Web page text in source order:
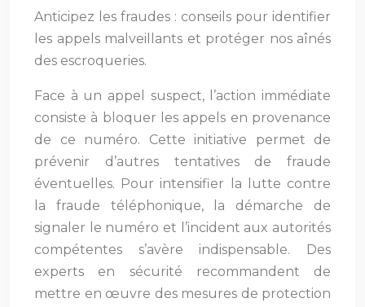
Anticipez les fraudes : conseils pour identifier
les appels malveillants et protéger nos aînés
des escroqueries.
Face à un appel suspect, l’action immédiate
consiste à bloquer les appels en provenance
de ce numéro. Cette initiative permet de
prévenir d’autres tentatives de fraude
éventuelles. Pour intensifier la lutte contre
la fraude téléphonique, la démarche de
signaler le numéro et l’incident aux autorités
compétentes s’avère indispensable. Des
experts en sécurité recommandent de
mettre en œuvre des mesures de protection